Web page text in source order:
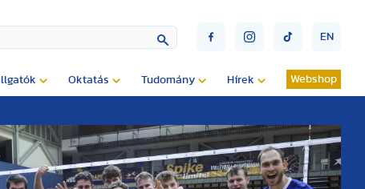
EN
Oktatás Tudomány Hírek Webshop